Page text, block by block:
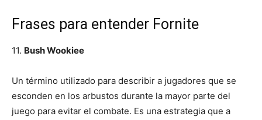
Frases para entender Fornite
11. Bush Wookiee
Un término utilizado para describir a jugadores que se
esconden en los arbustos durante la mayor parte del
juego para evitar el combate. Es una estrategia que a